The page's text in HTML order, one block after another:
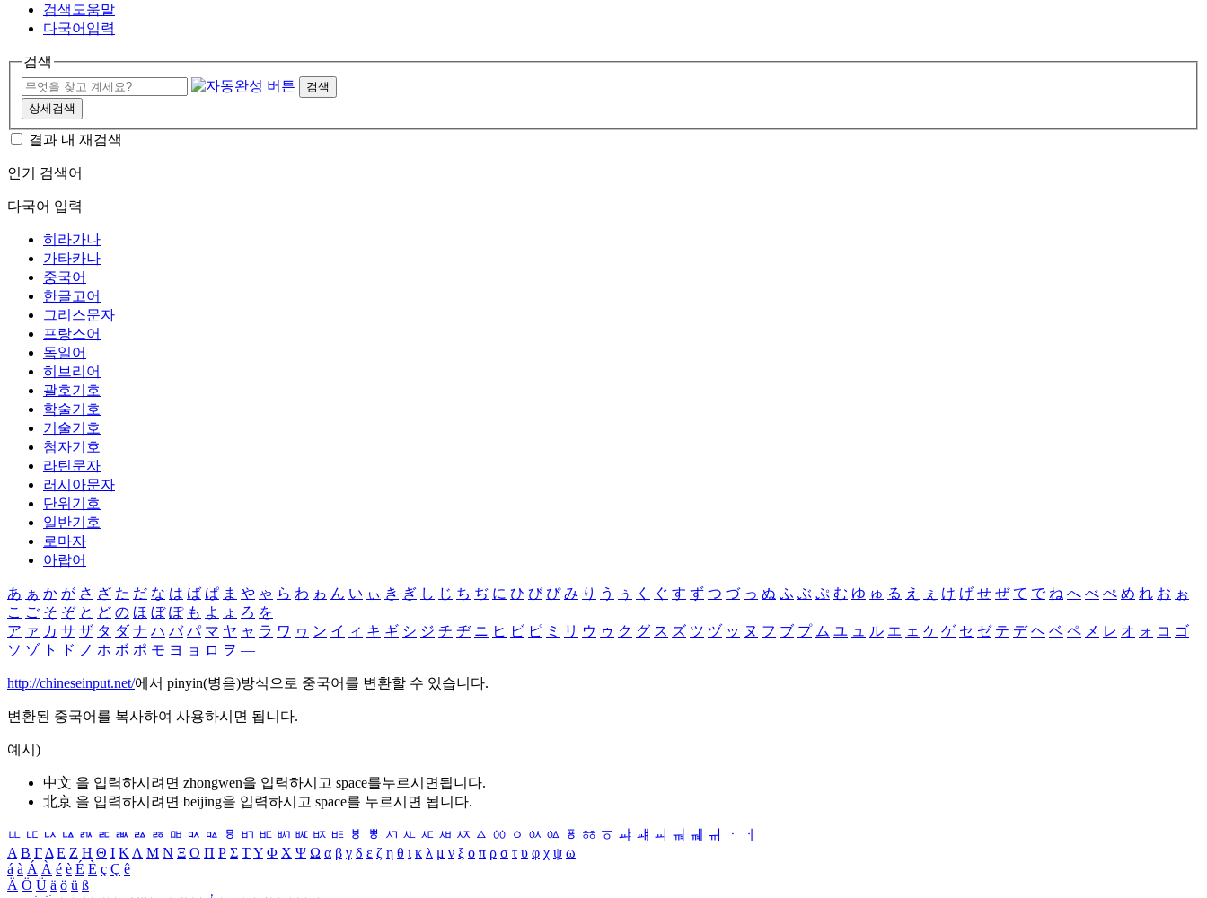
검색도움말
다국어입력
검색
검색
상세검색
결과 내 재검색
인기 검색어
다국어 입력
히라가나
가타카나
중국어
한글고어
그리스문자
프랑스어
독일어
히브리어
괄호기호
학술기호
기술기호
첨자기호
라틴문자
러시아문자
단위기호
일반기호
로마자
아랍어
あ ぁ か が さ ざ た だ な は ば ぱ ま や ゃ ら わ ゎ ん い ぃ き ぎ し じ ち ぢ に ひ び ぴ み り う ぅ く ぐ す ず つ づ っ ぬ ふ ぶ ぷ む ゆ ゅ る え ぇ け げ せ ぜ て で ね へ べ ぺ め れ お ぉ
こ ご そ ぞ と ど の ほ ぼ ぽ も よ ょ ろ を
ア ァ カ サ ザ タ ダ ナ ハ バ パ マ ヤ ャ ラ ワ ヮ ン イ ィ キ ギ シ ジ チ ヂ ニ ヒ ビ ピ ミ リ ウ ゥ ク グ ス ズ ツ ヅ ッ ヌ フ ブ プ ム ユ ュ ル エ ェ ケ ゲ セ ゼ テ デ ヘ ベ ペ メ レ オ ォ コ ゴ
ソ ゾ ト ド ノ ホ ボ ポ モ ヨ ョ ロ ヲ ―
http://chineseinput.net/에서 pinyin(병음)방식으로 중국어를 변환할 수 있습니다.
변환된 중국어를 복사하여 사용하시면 됩니다.
예시)
中文 을 입력하시려면 zhongwen을 입력하시고 space를누르시면됩니다.
北京 을 입력하시려면 beijing을 입력하시고 space를 누르시면 됩니다.
ㅥ ㅦ ㅧ ㅨ ㅩ ㅪ ㅫ ㅬ ㅭ ㅮ ㅯ ㅰ ㅱ ㅲ ㅳ ㅴ ㅵ ㅶ ㅷ ㅸ ㅹ ㅺ ㅻ ㅼ ㅽ ㅾ ㅿ ㆀ ㆁ ㆂ ㆃ ㆄ ㆅ ㆆ ㆇ ㆈ ㆉ ㆊ ㆋ ㆌ ㆍ
ㆎ
Α Β ΓΔ Ε Ζ Η Θ Ι ΚΛ Μ Ν Ξ Ο Π Ρ Σ ΤΥ Φ Χ Ψ Ω α β γ δ ε ζ η θ ι κ λ μ ν ξ ο π ρ σ τ υ φ χ ψ ω
á à Á À é è É È ç Ç ê
Ä Ö Ü ä ö ü ß